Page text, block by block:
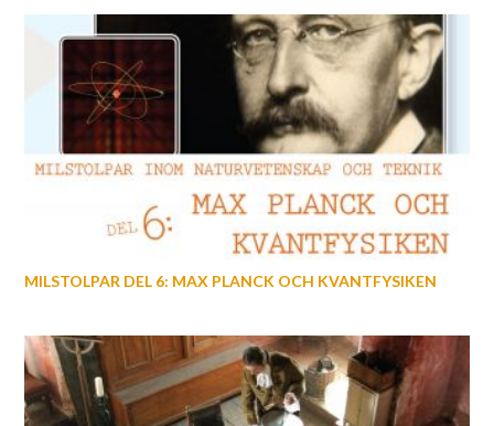
MILSTOLPAR DEL 6: MAX PLANCK OCH KVANTFYSIKEN